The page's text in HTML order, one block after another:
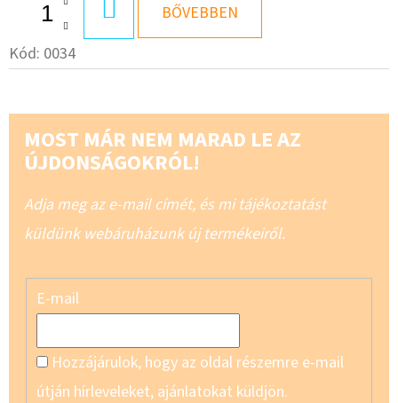
KOSÁRBABŐVEBBEN
Kód: 0034
MOST MÁR NEM MARAD LE AZ
ÚJDONSÁGOKRÓL!
Adja meg az e-mail címét, és mi tájékoztatást
küldünk webáruházunk új termékeiről.
E-mail
Hozzájárulok, hogy az oldal részemre e-mail
útján hírleveleket, ajánlatokat küldjön.